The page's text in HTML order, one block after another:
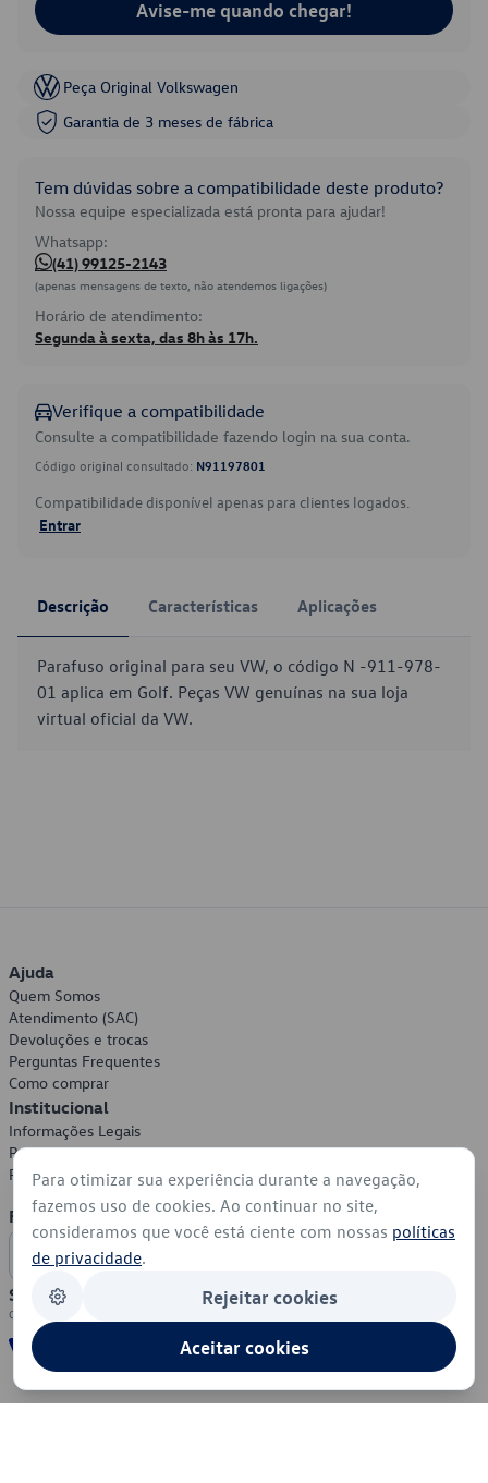
Avise-me quando chegar!
Peça Original Volkswagen
Garantia de 3 meses de fábrica
Tem dúvidas sobre a compatibilidade deste produto?
Nossa equipe especializada está pronta para ajudar!
Whatsapp:
(41) 99125-2143
(apenas mensagens de texto, não atendemos ligações)
Horário de atendimento:
Segunda à sexta, das 8h às 17h.
Verifique a compatibilidade
Consulte a compatibilidade fazendo login na sua conta.
Código original consultado: N91197801
Compatibilidade disponível apenas para clientes logados.
Entrar
Descrição Características Aplicações
Parafuso original para seu VW, o código N -911-978-
01 aplica em Golf. Peças VW genuínas na sua loja
virtual oficial da VW.
Ajuda
Quem Somos
Atendimento (SAC)
Devoluções e trocas
Perguntas Frequentes
Como comprar
Institucional
Informações Legais
Política de Privacidade
Política de Cookies
Formas de Pagamento
Segurança
Para otimizar sua experiência durante a navegação,
fazemos uso de cookies. Ao continuar no site,
consideramos que você está ciente com nossas políticas
de privacidade.
Rejeitar cookies
Aceitar cookies